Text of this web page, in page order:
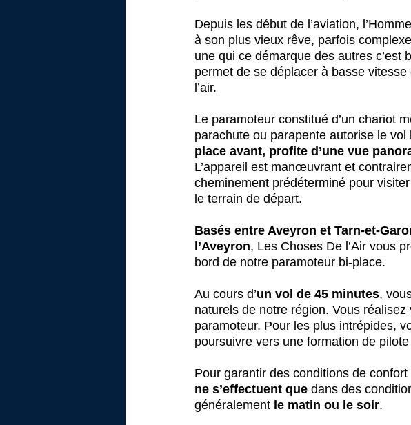
Depuis les début de l’aviation,
à son plus vieux rêve, parfois
une qui ce démarque des autres c’est
permet de se déplacer à basse
l’air.
Le paramoteur constitué d’un chariot
parachute ou parapente autorise le
place avant, profite d’une vue
L’appareil est manœuvrant et
cheminement prédéterminé pour
le terrain de départ.
Basés entre Aveyron et Tarn-et-
l’Aveyron, Les Choses De l’Air vous
bord de notre paramoteur bi-place.
Au cours d’un vol de 45 minutes,
naturels de notre région. Vous
paramoteur. Pour les plus intrépides,
poursuivre vers une formation de
Pour garantir des conditions de
ne s’effectuent que dans des
généralement le matin ou le soir.